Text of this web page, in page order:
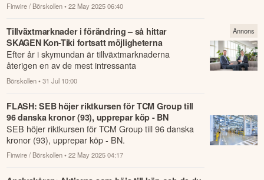
Finwire / Börskollen • 22 May 2025 06:40
Tillväxtmarknader i förändring – så hittar
SKAGEN Kon-Tiki fortsatt möjligheterna
Efter år i skymundan är tillväxtmarknaderna
återigen en av de mest intressanta
investeringsmiljöerna.
Börskollen • 31 Jul 10:00
Annons
FLASH: SEB höjer riktkursen för TCM Group till
96 danska kronor (93), upprepar köp - BN
SEB höjer riktkursen för TCM Group till 96 danska
kronor (93), upprepar köp - BN.
Finwire / Börskollen • 22 May 2025 04:17